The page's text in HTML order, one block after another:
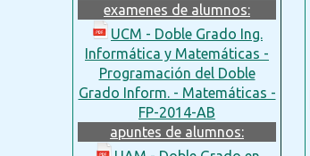
examenes de alumnos:
UCM - Doble Grado Ing.
Informática y Matemáticas -
Programación del Doble
Grado Inform. - Matemáticas -
FP-2014-AB
apuntes de alumnos: